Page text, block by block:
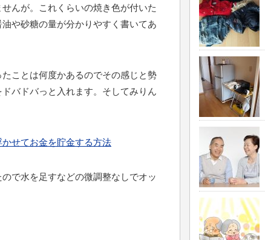
んが。これくらいの焼き色が付いた
や砂糖の量が分かりやすく書いてあ
ことは何度かあるのでその感じと勢
バドバっと入れます。そしてみりん
せてお金を貯金する方法
で水を足すなどの微調整なしでオッ